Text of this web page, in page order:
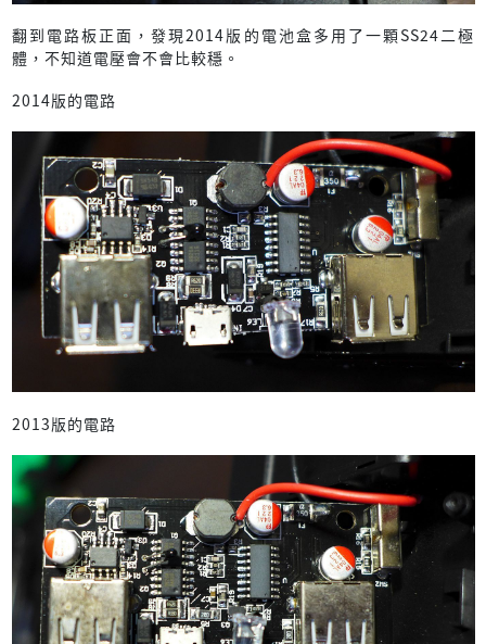
翻到電路板正面，發現2014版的電池盒多用了一顆SS24二極
體，不知道電壓會不會比較穩。
2014版的電路
2013版的電路